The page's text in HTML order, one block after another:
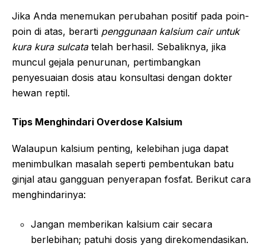
Jika Anda menemukan perubahan positif pada poin-
poin di atas, berarti penggunaan kalsium cair untuk
kura kura sulcatatelah berhasil. Sebaliknya, jika
muncul gejala penurunan, pertimbangkan
penyesuaian dosis atau konsultasi dengan dokter
hewan reptil.
Tips Menghindari Overdose Kalsium
Walaupun kalsium penting, kelebihan juga dapat
menimbulkan masalah seperti pembentukan batu
ginjal atau gangguan penyerapan fosfat. Berikut cara
menghindarinya:
Jangan memberikan kalsium cair secara
berlebihan; patuhi dosis yang direkomendasikan.